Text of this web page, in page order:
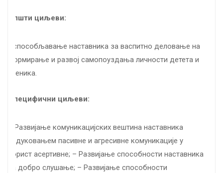
Општи циљеви:
Оспособљавање наставника за васпитно деловање на
формирање и развој самопоуздања личности детета и
ученика.
Специфични циљеви:
– Развијање комуникацијских вештина наставника
редуковањем пасивне и агресивне комуникације у
корист асертивне; – Развијање способности наставника
за добро слушање; – Развијање способности